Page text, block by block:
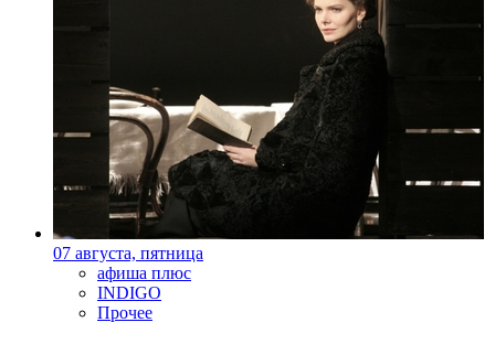
07 августа, пятница
афиша плюс
INDIGO
Прочее